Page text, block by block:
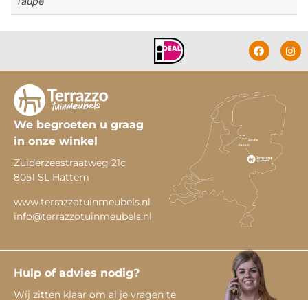
We begroeten u graag
in onze winkel
Zuiderzeestraatweg 21c
8051 SL Hattem
www.terrazzotuinmeubels.nl
info@terrazzotuinmeubels.nl
Hulp of advies nodig?
Wij zitten klaar om al je vragen te